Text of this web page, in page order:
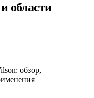
области
обзор,